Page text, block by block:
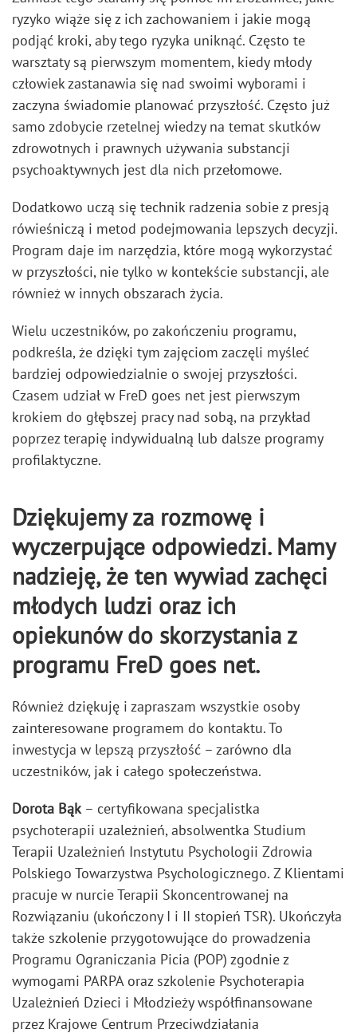
ryzyko wiąże się z ich zachowaniem i jakie mogą
podjąć kroki, aby tego ryzyka uniknąć. Często te
warsztaty są pierwszym momentem, kiedy młody
człowiek zastanawia się nad swoimi wyborami i
zaczyna świadomie planować przyszłość. Często już
samo zdobycie rzetelnej wiedzy na temat skutków
zdrowotnych i prawnych używania substancji
psychoaktywnych jest dla nich przełomowe.
Dodatkowo uczą się technik radzenia sobie z presją
rówieśniczą i metod podejmowania lepszych decyzji.
Program daje im narzędzia, które mogą wykorzystać
w przyszłości, nie tylko w kontekście substancji, ale
również w innych obszarach życia.
Wielu uczestników, po zakończeniu programu,
podkreśla, że dzięki tym zajęciom zaczęli myśleć
bardziej odpowiedzialnie o swojej przyszłości.
Czasem udział w FreD goes net jest pierwszym
krokiem do głębszej pracy nad sobą, na przykład
poprzez terapię indywidualną lub dalsze programy
profilaktyczne.
Dziękujemy za rozmowę i
wyczerpujące odpowiedzi. Mamy
nadzieję, że ten wywiad zachęci
młodych ludzi oraz ich
opiekunów do skorzystania z
programu FreD goes net.
Również dziękuję i zapraszam wszystkie osoby
zainteresowane programem do kontaktu. To
inwestycja w lepszą przyszłość – zarówno dla
uczestników, jak i całego społeczeństwa.
Dorota Bąk– certyfikowana specjalistka
psychoterapii uzależnień, absolwentka Studium
Terapii Uzależnień Instytutu Psychologii Zdrowia
Polskiego Towarzystwa Psychologicznego. Z Klientami
pracuje w nurcie Terapii Skoncentrowanej na
Rozwiązaniu (ukończony I i II stopień TSR). Ukończyła
także szkolenie przygotowujące do prowadzenia
Programu Ograniczania Picia (POP) zgodnie z
wymogami PARPA oraz szkolenie Psychoterapia
Uzależnień Dzieci i Młodzieży współfinansowane
przez Krajowe Centrum Przeciwdziałania